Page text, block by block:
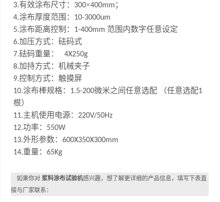
3.有效涂布尺寸： 300×400mm ；
4.涂布厚度范围： 10-3000um
5.涂布距离控制： 1-400mm 范围内数字任意设定
6.加压方式：砝码式
7.砝码重量：4X250g
8.加持方式：机械夹子
9.控制方式：触摸屏
10.涂布棒规格： 1.5-200微米之间任意选配 （任意选配1
根）
11.主机使用电源： 220V/50Hz
12.功率： 550W
13.外形参数：600X350X300mm
14.重量：65Kg
如果你对浆料涂布试验机感兴趣，想了解更详细的产品信息，填写下表直
接与厂家联系：